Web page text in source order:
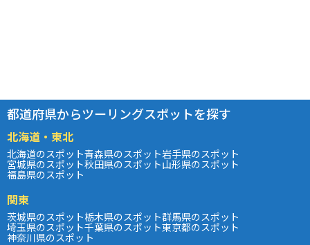
都道府県からツーリングスポットを探す
北海道・東北
北海道のスポット青森県のスポット岩手県のスポット
宮城県のスポット秋田県のスポット山形県のスポット
福島県のスポット
関東
茨城県のスポット栃木県のスポット群馬県のスポット
埼玉県のスポット千葉県のスポット東京都のスポット
神奈川県のスポット